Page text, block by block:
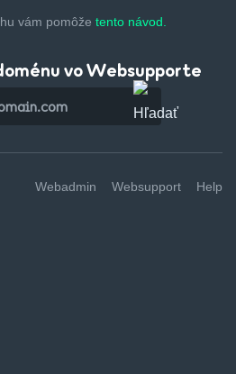
vám pomôže tento návod.
vo Websupporte
Webadmin Websupport Help